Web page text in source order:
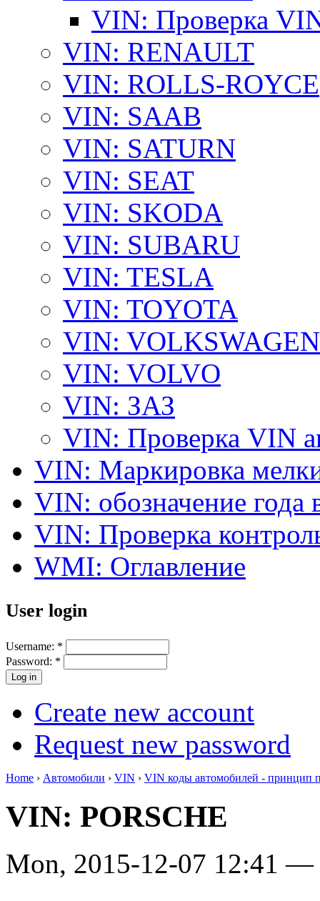
VIN: Проверка
VIN: RENAULT
VIN: ROLLS-ROYCE
VIN: SAAB
VIN: SATURN
VIN: SEAT
VIN: SKODA
VIN: SUBARU
VIN: TESLA
VIN: TOYOTA
VIN: VOLKSWAGEN
VIN: VOLVO
VIN: ЗАЗ
VIN: Проверка VIN
VIN: Маркировка
VIN: обозначение года
VIN: Проверка
WMI: Оглавление
User login
Username: *
Password: *
Create new account
Request new password
Home › Автомобили › VIN › VIN коды автомобилей - принцип
VIN: PORSCHE
Mon, 2015-12-07 12:41 —